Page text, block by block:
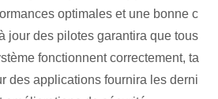
optimales et une bonne c
jour des pilotes garantira que tous
fonctionnent correctement, ta
des applications fournira les derni